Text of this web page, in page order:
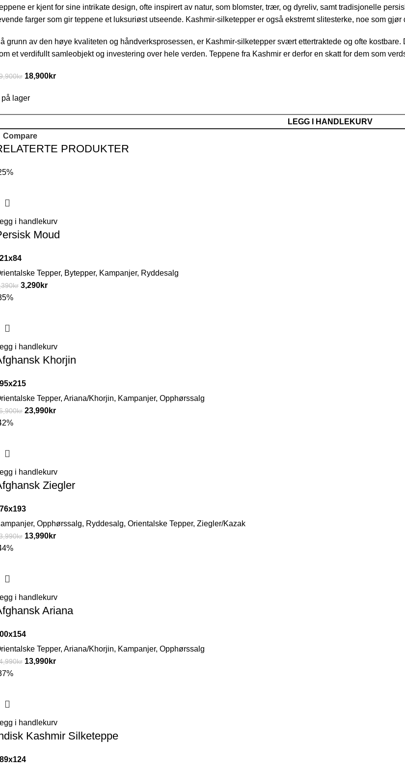
er kjent for sine intrikate design, ofte inspirert av natur, som blomster, trær, og dyreliv, samt tradisjonelle
farger som gir teppene et luksuriøst utseende. Kashmir-silketepper er også ekstremt slitesterke, noe som
grunn av den høye kvaliteten og håndverksprosessen, er Kashmir-silketepper svært ettertraktede og ofte
et verdifullt samleobjekt og investering over hele verden. Teppene fra Kashmir er derfor en skatt for dem som
kr 18,900kr
på lager
LEGG I HANDLEKURV
Compare
PRODUKTER
i handlekurv
Moud
Tepper, Bytepper, Kampanjer, Ryddesalg
kr 3,290kr
i handlekurv
Khorjin
Tepper, Ariana/Khorjin, Kampanjer, Opphørssalg
kr 23,990kr
i handlekurv
Ziegler
, Opphørssalg, Ryddesalg, Orientalske Tepper, Ziegler/Kazak
kr 13,990kr
i handlekurv
Ariana
Tepper, Ariana/Khorjin, Kampanjer, Opphørssalg
kr 13,990kr
i handlekurv
Kashmir Silketeppe